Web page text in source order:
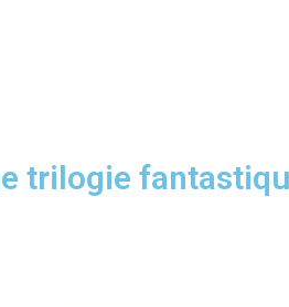
trilogie